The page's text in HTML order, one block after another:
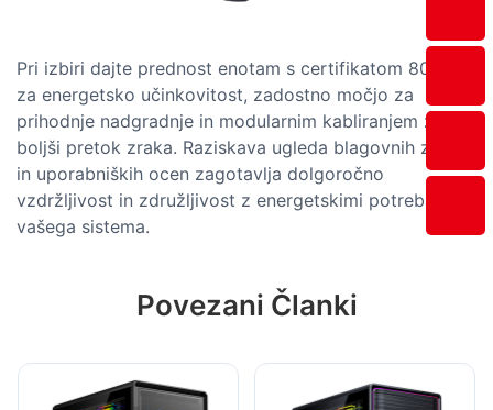
Pri izbiri dajte prednost enotam s certifikatom 80 Plus
za energetsko učinkovitost, zadostno močjo za
prihodnje nadgradnje in modularnim kabliranjem za
boljši pretok zraka. Raziskava ugleda blagovnih znamk
in uporabniških ocen zagotavlja dolgoročno
vzdržljivost in združljivost z energetskimi potrebami
vašega sistema.
Povezani Članki